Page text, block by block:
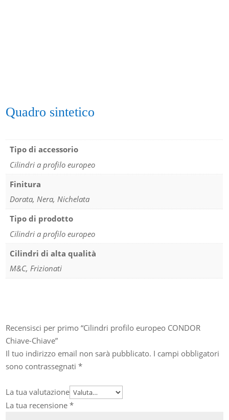
Quadro sintetico
Tipo di accessorio
Cilindri a profilo europeo
Finitura
Dorata, Nera, Nichelata
Tipo di prodotto
Cilindri a profilo europeo
Cilindri di alta qualità
M&C, Frizionati
Recensisci per primo “Cilindri profilo europeo CONDOR
Chiave-Chiave”
Il tuo indirizzo email non sarà pubblicato. I campi obbligatori
sono contrassegnati*
La tua valutazione
La tua recensione*